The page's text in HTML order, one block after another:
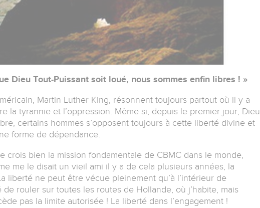
Dieu Tout-Puissant soit loué, nous sommes enfin libres ! »
Martin Luther King, résonnent toujours partout où il y a
la tyrannie et l’oppression. Même si, depuis le premier jour, Dieu
certains hommes s’opposent toujours à cette liberté divine et
forme de dépendance.
crois bien la mission fondamentale de CBMC dans le monde,
me le disait un vieil ami il y a de cela plusieurs années, la
liberté ne peut être vécue pleinement qu’à l’intérieur de
de rouler sur toutes les routes de Hollande, où j’habite, mais
pas la limite autorisée ! La liberté dans l’engagement !